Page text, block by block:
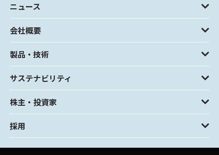
ニュース
会社概要
製品・技術
サステナビリティ
株主・投資家
採用